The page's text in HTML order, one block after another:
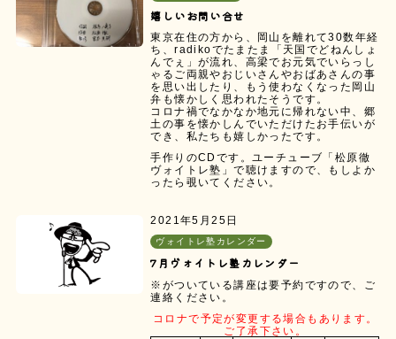
嬉しいお問い合せ
東京在住の方から、岡山を離れて30数年経
ち、radikoでたまたま「天国でどねんしょ
んでぇ」が流れ、高梁でお元気でいらっし
ゃるご両親やおじいさんやおばあさんの事
を思い出したり、もう使わなくなった岡山
弁も懐かしく思われたそうです。
コロナ禍でなかなか地元に帰れない中、郷
土の事を懐かしんでいただけたお手伝いが
でき、私たちも嬉しかったです。
手作りのCDです。ユーチューブ「松原徹
ヴォイトレ塾」で聴けますので、もしよか
ったら覗いてください。
2021年5月25日
ヴォイトレ塾カレンダー
7月ヴォイトレ塾カレンダー
※がついている講座は要予約ですので、ご
連絡ください。
コロナで予定が変更する場合もあります。
ご了承下さい。